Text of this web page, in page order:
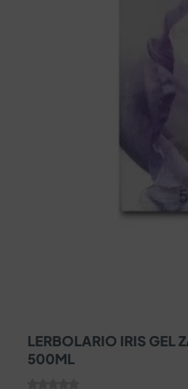
LERBOLARIO IRIS GEL
500ML